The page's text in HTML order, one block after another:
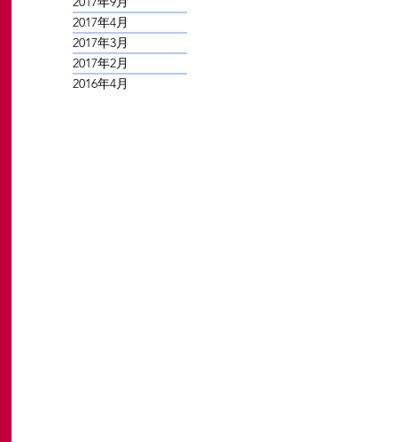
2017年4月
2017年3月
2017年2月
2016年4月